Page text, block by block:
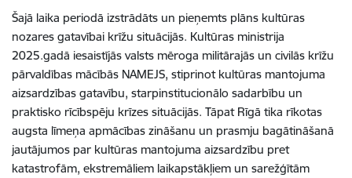
Šajā laika periodā izstrādāts un pieņemts plāns kultūras
nozares gatavībai krīžu situācijās. Kultūras ministrija
2025.gadā iesaistījās valsts mēroga militārajās un civilās krīžu
pārvaldības mācībās NAMEJS, stiprinot kultūras mantojuma
aizsardzības gatavību, starpinstitucionālo sadarbību un
praktisko rīcībspēju krīzes situācijās. Tāpat Rīgā tika rīkotas
augsta līmeņa apmācības zināšanu un prasmju bagātināšanā
jautājumos par kultūras mantojuma aizsardzību pret
katastrofām, ekstremāliem laikapstākļiem un sarežģītām